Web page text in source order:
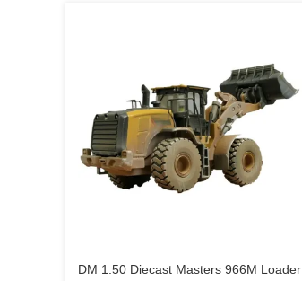
DM 1:50 Diecast Masters 966M Loader